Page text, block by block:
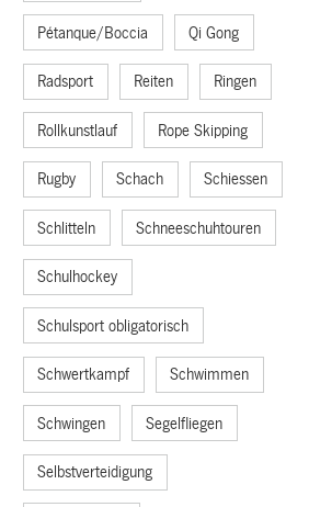
Pétanque/Boccia Qi Gong
Radsport Reiten Ringen
Rollkunstlauf Rope Skipping
Rugby Schach Schiessen
Schlitteln Schneeschuhtouren
Schulhockey
Schulsport obligatorisch
Schwertkampf Schwimmen
Schwingen Segelfliegen
Selbstverteidigung